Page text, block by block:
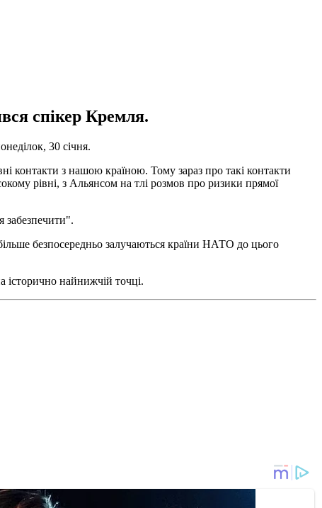
спікер Кремля.
30 січня.
контакти з нашою країною. Тому зараз про такі контакти
рівні, з Альянсом на тлі розмов про ризики прямої
забезпечити".
безпосередньо залучаються країни НАТО до цього
історично найнижчій точці.